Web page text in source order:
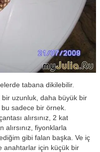
tabana dikilebilir.
uzunluk, daha büyük bir
sadece bir örnek.
alırsınız, 2 kat
alırsınız, fiyonklarla
gibi falan başka. Ve iç
anahtarlar için küçük bir